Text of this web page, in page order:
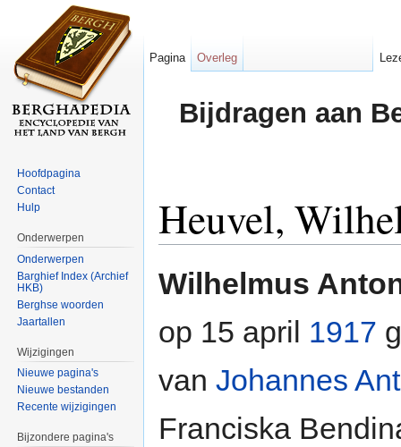
Bijdragen aan
Heuvel,
Wilhelmus
op 15 april 1917
van Johannes
Franciska
Pagina Overleg
Hoofdpagina
Contact
Hulp
Onderwerpen
Onderwerpen
Barghief Index (Archief
HKB)
Berghse woorden
Jaartallen
Wijzigingen
Nieuwe pagina's
Nieuwe bestanden
Recente wijzigingen
Bijzondere pagina's